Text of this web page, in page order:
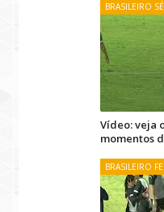
BRASILEIRO
Vídeo: veja
momentos
BRASILEIRO